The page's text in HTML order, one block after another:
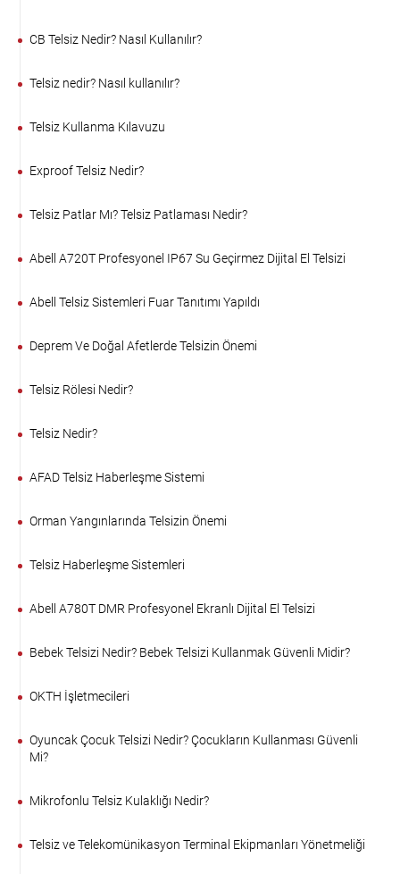
CB Telsiz Nedir? Nasıl Kullanılır?
Telsiz nedir? Nasıl kullanılır?
Telsiz Kullanma Kılavuzu
Exproof Telsiz Nedir?
Telsiz Patlar Mı? Telsiz Patlaması Nedir?
Abell A720T Profesyonel IP67 Su Geçirmez Dijital El Telsizi
Abell Telsiz Sistemleri Fuar Tanıtımı Yapıldı
Deprem Ve Doğal Afetlerde Telsizin Önemi
Telsiz Rölesi Nedir?
Telsiz Nedir?
AFAD Telsiz Haberleşme Sistemi
Orman Yangınlarında Telsizin Önemi
Telsiz Haberleşme Sistemleri
Abell A780T DMR Profesyonel Ekranlı Dijital El Telsizi
Bebek Telsizi Nedir? Bebek Telsizi Kullanmak Güvenli Midir?
OKTH İşletmecileri
Oyuncak Çocuk Telsizi Nedir? Çocukların Kullanması Güvenli
Mi?
Mikrofonlu Telsiz Kulaklığı Nedir?
Telsiz ve Telekomünikasyon Terminal Ekipmanları Yönetmeliği